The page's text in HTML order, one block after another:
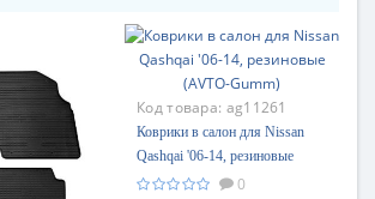
Код товара: ag11261
Коврики в салон для Nissan
Qashqai '06-14, резиновые
(AVTO-Gumm) 0